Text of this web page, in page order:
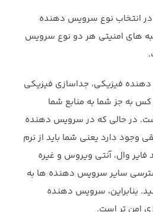
انتخاب نوع سرويس دهنده
هاي امنيتي هر دو نوع سرويس
فيزيكي، جداسازي فيزيكي
به جز شما به منابع شما
در حالي كه در سرويس دهنده
وجود دارد يعني شما بايد از نرم
فاير وال، آنتي ويروس و غيره
ساير سرويس دهنده ها به
بنابراين، سرويس دهنده
امن تر است.